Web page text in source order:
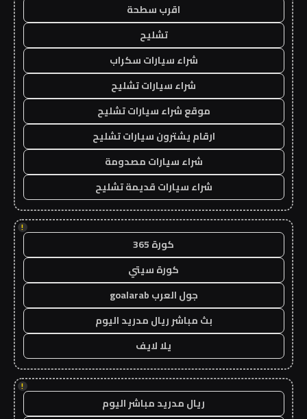
اقرب سطحة
تشليح
شراء سيارات سكراب
شراء سيارات تشليح
موقع شراء سيارات تشليح
ارقام يشترون سيارات تشليح
شراء سيارات مصدومة
شراء سيارات قديمة تشليح
!
كورة 365
كورة سيتي
جول العرب goalarab
بث مباشر ريال مدريد اليوم
يلا لايف
!
ريال مدريد مباشر اليوم